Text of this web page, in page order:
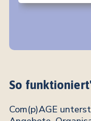
So
Com(p)AGE